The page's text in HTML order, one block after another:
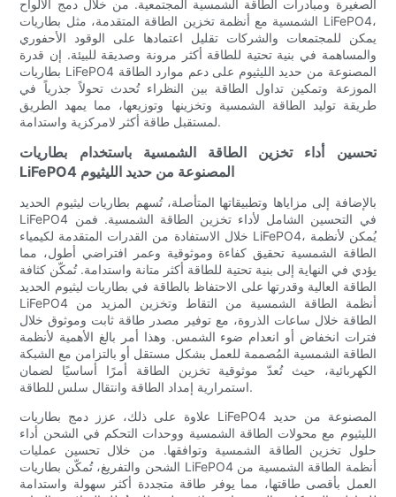
الصغيرة ومبادرات الطاقة الشمسية المجتمعية. من خلال دمج الألواح
الشمسية مع أنظمة تخزين الطاقة المتقدمة، مثل بطاريات LiFePO4،
يمكن للمجتمعات والشركات تقليل اعتمادها على الوقود الأحفوري
والمساهمة في بنية تحتية للطاقة أكثر مرونة وصديقة للبيئة. إن قدرة
بطاريات LiFePO4 المصنوعة من حديد الليثيوم على دعم موارد الطاقة
الموزعة وتمكين تداول الطاقة بين النظراء تُحدث تحولاً جذرياً في
طريقة توليد الطاقة الشمسية وتخزينها وتوزيعها، مما يمهد الطريق
لمستقبل طاقة أكثر لامركزية واستدامة.
تحسين أداء تخزين الطاقة الشمسية باستخدام بطاريات
LiFePO4 المصنوعة من حديد الليثيوم
بالإضافة إلى مزاياها وتطبيقاتها المتأصلة، تُسهم بطاريات ليثيوم الحديد
LiFePO4 في التحسين الشامل لأداء تخزين الطاقة الشمسية. فمن
خلال الاستفادة من القدرات المتقدمة لكيمياء LiFePO4، يُمكن لأنظمة
الطاقة الشمسية تحقيق كفاءة وموثوقية وعمر افتراضي أطول، مما
يؤدي في النهاية إلى بنية تحتية للطاقة أكثر متانة واستدامة. تُمكّن كثافة
الطاقة العالية وقدرتها على الاحتفاظ بالطاقة في بطاريات ليثيوم الحديد
LiFePO4 أنظمة الطاقة الشمسية من التقاط وتخزين المزيد من
الطاقة خلال ساعات الذروة، مع توفير مصدر طاقة ثابت وموثوق خلال
فترات انخفاض أو انعدام ضوء الشمس. وهذا أمر بالغ الأهمية لأنظمة
الطاقة الشمسية المُصممة للعمل بشكل مستقل أو بالتزامن مع الشبكة
الكهربائية، حيث تُعدّ موثوقية تخزين الطاقة أمرًا أساسيًا لضمان
استمرارية إمداد الطاقة وانتقال سلس للطاقة.
علاوة على ذلك، عزز دمج بطاريات LiFePO4 المصنوعة من حديد
الليثيوم مع محولات الطاقة الشمسية ووحدات التحكم في الشحن أداء
حلول تخزين الطاقة الشمسية وتوافقها. من خلال تحسين عمليات
الشحن والتفريغ، تُمكّن بطاريات LiFePO4 أنظمة الطاقة الشمسية من
العمل بأقصى طاقتها، مما يوفر طاقة متجددة أكثر سهولة واستدامة